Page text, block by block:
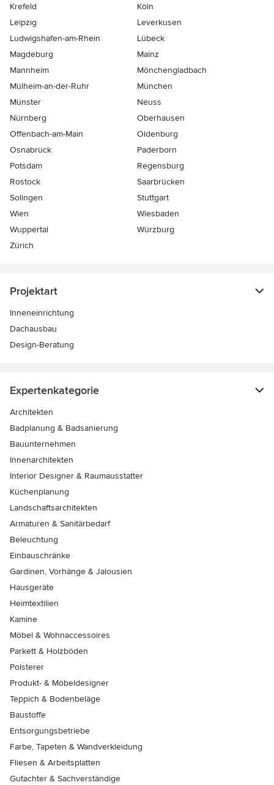
Krefeld
Köln
Leipzig
Leverkusen
Ludwigshafen-am-Rhein
Lübeck
Magdeburg
Mainz
Mannheim
Mönchen­gladbach
Mülheim-an-der-Ruhr
München
Münster
Neuss
Nürnberg
Oberhausen
Offenbach-am-Main
Oldenburg
Osnabrück
Paderborn
Potsdam
Regensburg
Rostock
Saarbrücken
Solingen
Stuttgart
Wien
Wiesbaden
Wuppertal
Würzburg
Zürich
Projektart
Inneneinrichtung
Dachausbau
Design-Beratung
Expertenkategorie
Architekten
Badplanung & Badsanierung
Bauunternehmen
Innenarchitekten
Interior Designer & Raumausstatter
Küchenplanung
Landschaftsarchitekten
Armaturen & Sanitärbedarf
Beleuchtung
Einbauschränke
Gardinen, Vorhänge & Jalousien
Hausgeräte
Heimtextilien
Kamine
Möbel & Wohnaccessoires
Parkett & Holzböden
Polsterer
Produkt- & Möbeldesigner
Teppich & Bodenbeläge
Baustoffe
Entsorgungsbetriebe
Farbe, Tapeten & Wandverkleidung
Fliesen & Arbeitsplatten
Gutachter & Sachverständige